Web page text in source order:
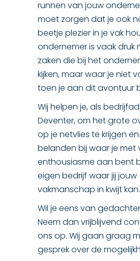
runnen van jouw
moet zorgen dat je ook
beetje plezier in je vak
ondernemer is vaak druk
zaken die bij het
kijken, maar waar je niet
toen je aan dit avontuur
Wij helpen je, als
Deventer, om het grote
op je netvlies te krijgen
belanden bij waar je met
enthousiasme aan bent
eigen bedrijf waar jij jouw
vakmanschap in kwijt kan.
Wil je eens van
Neem dan vrijblijvend
ons op. Wij gaan graag
gesprek over de